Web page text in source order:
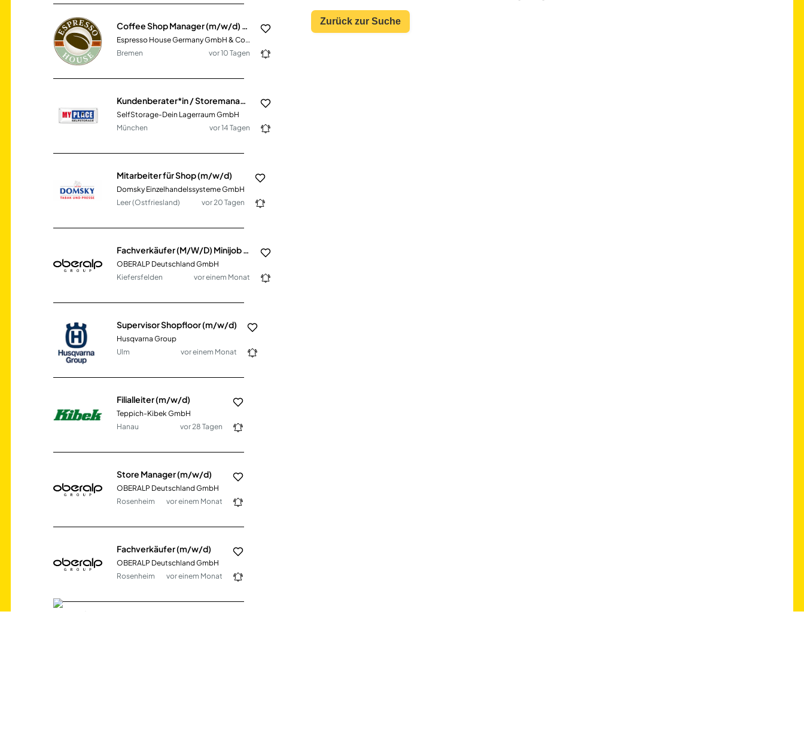
Espresso House Germany GmbH & Co. KG
Bremen
vor 10 Tagen
Kundenberater*in / Storemanager*in (m/w/d)
SelfStorage-Dein Lagerraum GmbH
München
vor 14 Tagen
Mitarbeiter für Shop (m/w/d)
Domsky Einzelhandelssysteme GmbH
Leer (Ostfriesland)
vor 20 Tagen
OBERALP Deutschland GmbH
Kiefersfelden
vor einem Monat
Supervisor Shopfloor (m/w/d)
Husqvarna Group
Ulm
vor einem Monat
Filialleiter (m/w/d)
Teppich-Kibek GmbH
Hanau
vor 28 Tagen
Store Manager (m/w/d)
OBERALP Deutschland GmbH
Rosenheim
vor einem Monat
Fachverkäufer (m/w/d)
OBERALP Deutschland GmbH
Rosenheim
vor einem Monat